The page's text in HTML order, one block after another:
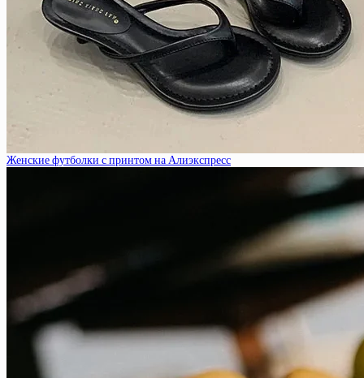
Женские футболки с принтом на Алиэкспресс